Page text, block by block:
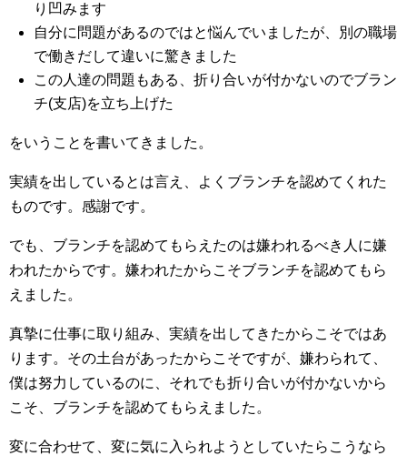
り凹みます
自分に問題があるのではと悩んでいましたが、別の職場
で働きだして違いに驚きました
この人達の問題もある、折り合いが付かないのでブラン
チ(支店)を立ち上げた
をいうことを書いてきました。
実績を出しているとは言え、よくブランチを認めてくれた
ものです。感謝です。
でも、ブランチを認めてもらえたのは嫌われるべき人に嫌
われたからです。嫌われたからこそブランチを認めてもら
えました。
真摯に仕事に取り組み、実績を出してきたからこそではあ
ります。その土台があったからこそですが、嫌わられて、
僕は努力しているのに、それでも折り合いが付かないから
こそ、ブランチを認めてもらえました。
変に合わせて、変に気に入られようとしていたらこうなら